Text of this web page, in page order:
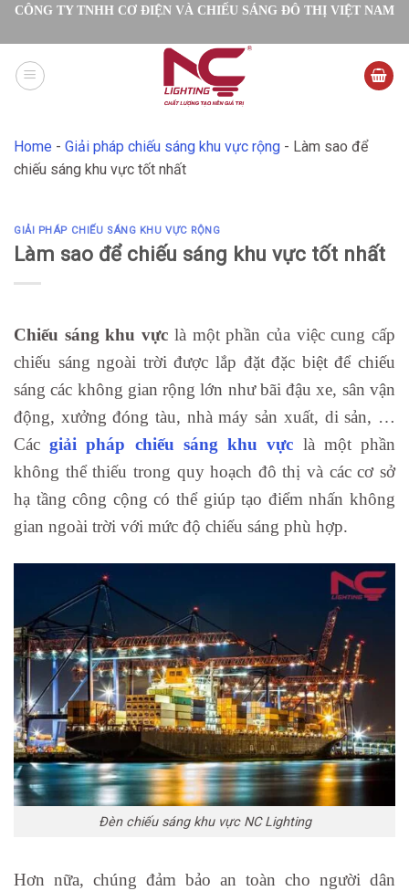
SkipCÔNG TY TNHH CƠ ĐIỆN VÀ CHIẾU SÁNG ĐÔ THỊ VIỆT NAM
Home - Giải pháp chiếu sáng khu vực rộng - Làm sao để
chiếu sáng khu vực tốt nhất
GIẢI PHÁP CHIẾU SÁNG KHU VỰC RỘNG
Làm sao để chiếu sáng khu vực tốt nhất
Chiếu sáng khu vực là một phần của việc cung cấp
chiếu sáng ngoài trời được lắp đặt đặc biệt để chiếu
sáng các không gian rộng lớn như bãi đậu xe, sân vận
động, xưởng đóng tàu, nhà máy sản xuất, di sản, …
Cácgiải pháp chiếu sáng khu vực là một phần
không thể thiếu trong quy hoạch đô thị và các cơ sở
hạ tầng công cộng có thể giúp tạo điểm nhấn không
gian ngoài trời với mức độ chiếu sáng phù hợp.
Đèn chiếu sáng khu vực NC Lighting
Hơn nữa, chúng đảm bảo an toàn cho người dân